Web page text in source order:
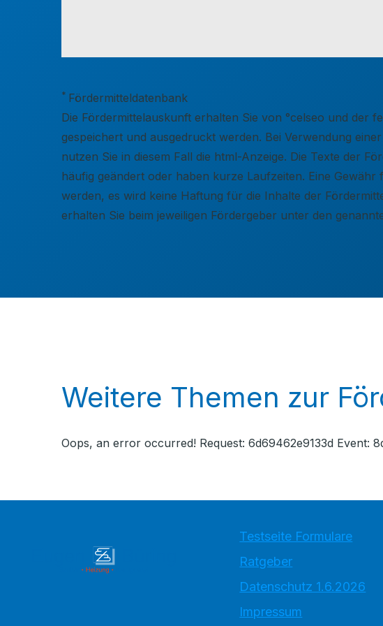
* Fördermitteldatenbank
Die Fördermittelauskunft erhalten Sie von °celseo und der
gespeichert und ausgedruckt werden. Bei Verwendung
nutzen Sie in diesem Fall die html-Anzeige. Die Texte der
häufig geändert oder haben kurze Laufzeiten. Eine
werden, es wird keine Haftung für die Inhalte der
erhalten Sie beim jeweiligen Fördergeber unter den
Weitere Themen zur
Oops, an error occurred! Request: 6d69462e9133d Event:
Testseite Formulare
Ratgeber
Datenschutz 1.6.2026
Impressum